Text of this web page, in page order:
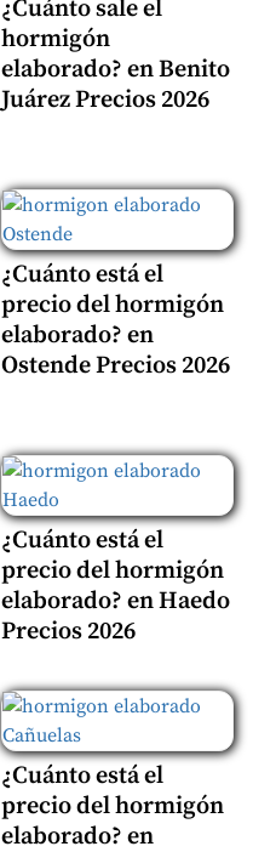
¿Cuánto sale el
hormigón
elaborado? en Benito
Juárez Precios 2026
¿Cuánto está el
precio del hormigón
elaborado? en
Ostende Precios 2026
¿Cuánto está el
precio del hormigón
elaborado? en Haedo
Precios 2026
¿Cuánto está el
precio del hormigón
elaborado? en